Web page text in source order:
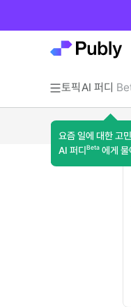
토픽AI 퍼디
요즘 일에 대한 고민
AI 퍼디 Beta 에게